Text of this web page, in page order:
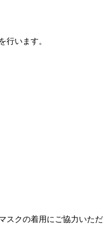
行います。
スクの着用にご協力いただ